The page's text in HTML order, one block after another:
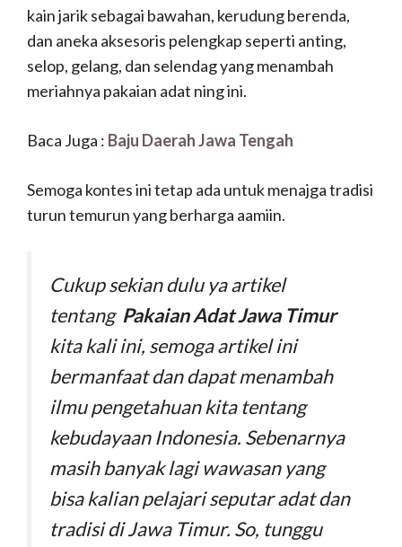
kain jarik sebagai bawahan, kerudung berenda,
dan aneka aksesoris pelengkap seperti anting,
selop, gelang, dan selendag yang menambah
meriahnya pakaian adat ning ini.
Baca Juga : Baju Daerah Jawa Tengah
Semoga kontes ini tetap ada untuk menajga tradisi
turun temurun yang berharga aamiin.
Cukup sekian dulu ya artikel
tentang Pakaian Adat Jawa Timur
kita kali ini, semoga artikel ini
bermanfaat dan dapat menambah
ilmu pengetahuan kita tentang
kebudayaan Indonesia. Sebenarnya
masih banyak lagi wawasan yang
bisa kalian pelajari seputar adat dan
tradisi di Jawa Timur. So, tunggu